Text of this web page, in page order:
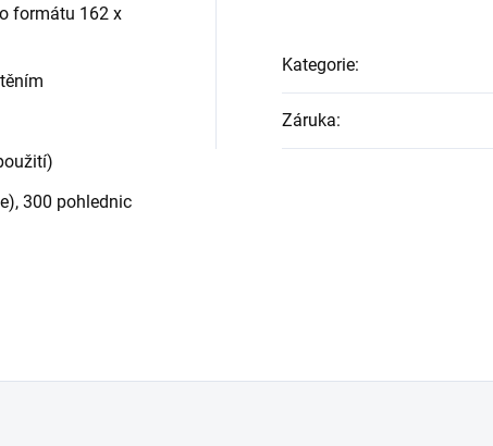
formátu 162 x
300 pohlednic
Kategorie:
Záruka: